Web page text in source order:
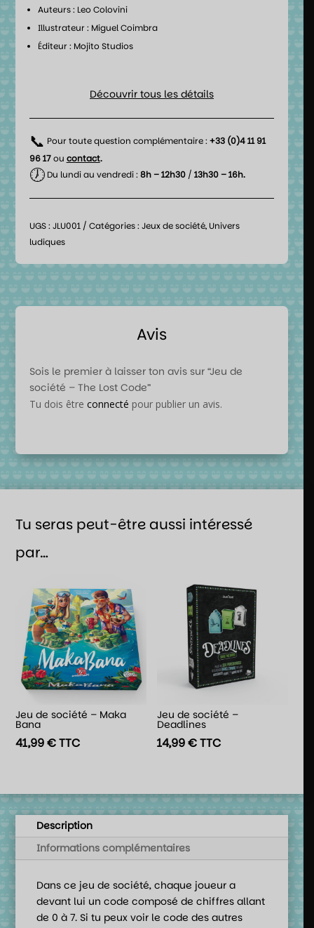
Auteurs : Leo Colovini
Illustrateur : Miguel Coimbra
Éditeur : Mojito Studios
Découvrir tous les détails
📞 Pour toute question complémentaire : +33 (0)4 11 91
96 17ou contact.
🕖Du lundi au vendredi : 8h – 12h30/ 13h30 – 16h.
UGS : JLU001 Catégories : Jeux de société, Univers
ludiques
Avis
Sois le premier à laisser ton avis sur “Jeu de
société – The Lost Code”
Tu dois être connecté pour publier un avis.
Tu seras peut-être aussi intéressé
par…
Jeu de société – Maka
Bana
41,99€TTC
Jeu de société –
Deadlines
14,99€TTC
Description
Informations complémentaires
Dans ce jeu de société, chaque joueur a
devant lui un code composé de chiffres allant
de 0 à 7. Si tu peux voir le code des autres